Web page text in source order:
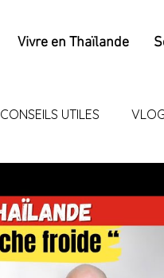
Vivre en Thaïlande
CONSEILS UTILES